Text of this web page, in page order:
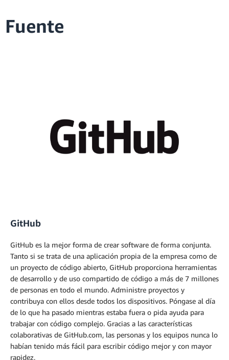
Fuente
GitHub
GitHub es la mejor forma de crear software de forma conjunta.
Tanto si se trata de una aplicación propia de la empresa como de
un proyecto de código abierto, GitHub proporciona herramientas
de desarrollo y de uso compartido de código a más de 7 millones
de personas en todo el mundo. Administre proyectos y
contribuya con ellos desde todos los dispositivos. Póngase al día
de lo que ha pasado mientras estaba fuera o pida ayuda para
trabajar con código complejo. Gracias a las características
colaborativas de GitHub.com, las personas y los equipos nunca lo
habían tenido más fácil para escribir código mejor y con mayor
rapidez.